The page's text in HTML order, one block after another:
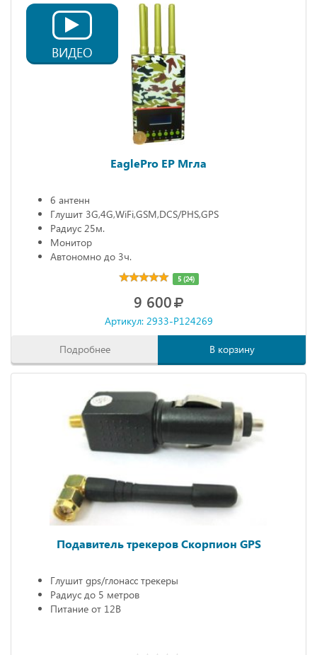
ВИДЕО
EaglePro EP Мгла
6 антенн
Глушит 3G,4G,WiFi,GSM,DCS/PHS,GPS
Радиус 25м.
Монитор
Автономно до 3ч.
5 (24)
9 600
Артикул: 2933-P124269
Подробнее В корзину
Подавитель трекеров Скорпион GPS
Глушит gps/глонасс трекеры
Радиус до 5 метров
Питание от 12В